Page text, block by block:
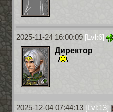
2025-11-24 16:00:09[Lvl:6]
Директор
2025-12-04 07:44:13[Lvl:13]